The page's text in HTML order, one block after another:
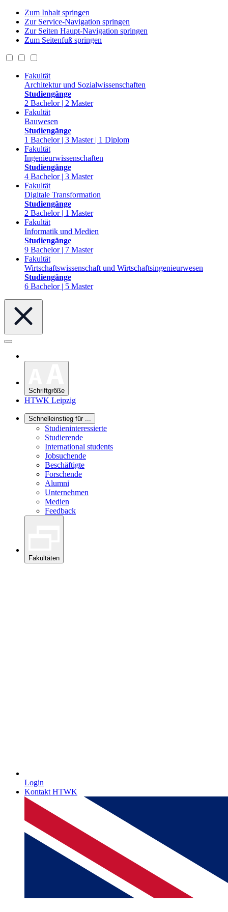
Zum Inhalt springen
Zur Service-Navigation springen
Zur Seiten Haupt-Navigation springen
Zum Seitenfuß springen
Fakultät
Architektur und Sozialwissenschaften
Studiengänge
2 Bachelor | 2 Master
Fakultät
Bauwesen
Studiengänge
1 Bachelor | 3 Master | 1 Diplom
Fakultät
Ingenieurwissenschaften
Studiengänge
4 Bachelor | 3 Master
Fakultät
Digitale Transformation
Studiengänge
2 Bachelor | 1 Master
Fakultät
Informatik und Medien
Studiengänge
9 Bachelor | 7 Master
Fakultät
Wirtschaftswissenschaft und Wirtschaftsingenieurwesen
Studiengänge
6 Bachelor | 5 Master
Schriftgröße
HTWK Leipzig
Schnelleinstieg für ...
Studieninteressierte
Studierende
International students
Jobsuchende
Beschäftigte
Forschende
Alumni
Unternehmen
Medien
Feedback
Fakultäten
Login
Kontakt HTWK